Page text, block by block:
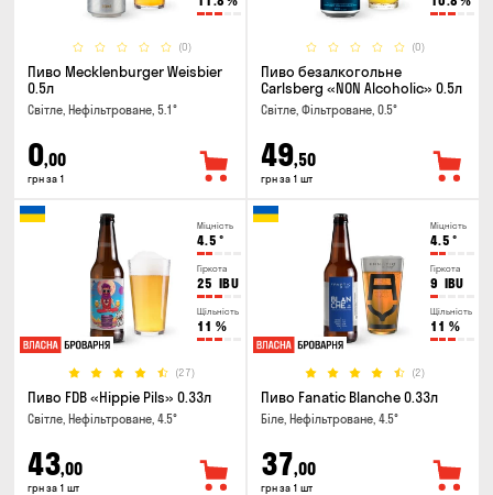
(0)
Пиво Mecklenburger Weisbier
0.5л
Світле, Нефільтроване, 5.1°
0,00
грн за 1
(0)
Пиво безалкогольне
Carlsberg «NON Alcoholic» 0.5л
Світле, Фільтроване, 0.5°
49,50
грн за 1 шт
Міцність
4.5 °
Гіркота
25 IBU
Щільність
11 %
(27)
Пиво FDB «Hippie Pils» 0.33л
Світле, Нефільтроване, 4.5°
43,00
грн за 1 шт
Міцність
4.5 °
Гіркота
9 IBU
Щільність
11 %
(2)
Пиво Fanatic Blanche 0.33л
Біле, Нефільтроване, 4.5°
37,00
грн за 1 шт